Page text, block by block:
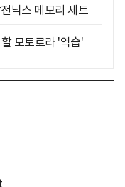
닉스 메모리 세트
모토로라 '역습'